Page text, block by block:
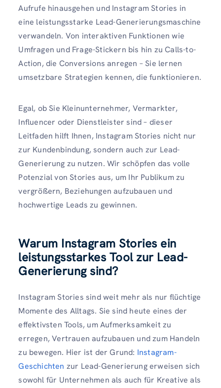
Aufrufe hinausgehen und Instagram Stories in
eine leistungsstarke Lead-Generierungsmaschine
verwandeln. Von interaktiven Funktionen wie
Umfragen und Frage-Stickern bis hin zu Calls-to-
Action, die Conversions anregen – Sie lernen
umsetzbare Strategien kennen, die funktionieren.
Egal, ob Sie Kleinunternehmer, Vermarkter,
Influencer oder Dienstleister sind – dieser
Leitfaden hilft Ihnen, Instagram Stories nicht nur
zur Kundenbindung, sondern auch zur Lead-
Generierung zu nutzen. Wir schöpfen das volle
Potenzial von Stories aus, um Ihr Publikum zu
vergrößern, Beziehungen aufzubauen und
hochwertige Leads zu gewinnen.
Warum Instagram Stories ein
leistungsstarkes Tool zur Lead-
Generierung sind?
Instagram Stories sind weit mehr als nur flüchtige
Momente des Alltags. Sie sind heute eines der
effektivsten Tools, um Aufmerksamkeit zu
erregen, Vertrauen aufzubauen und zum Handeln
zu bewegen. Hier ist der Grund: Instagram-
Geschichten zur Lead-Generierung erweisen sich
sowohl für Unternehmen als auch für Kreative als